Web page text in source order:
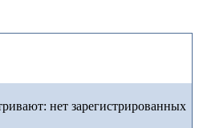
нет зарегистрированных